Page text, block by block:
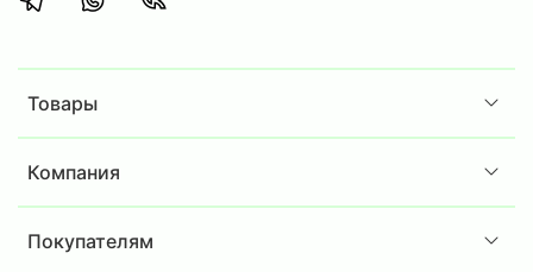
Товары
Компания
Покупателям